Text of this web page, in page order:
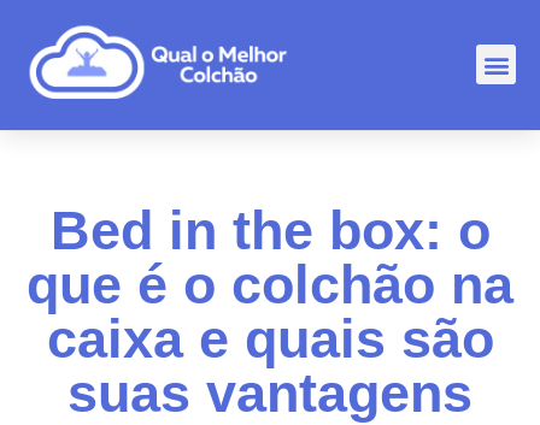
Bed in the box: o
que é o colchão na
caixa e quais são
suas vantagens